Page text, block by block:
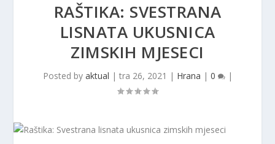
RAŠTIKA: SVESTRANA
LISNATA UKUSNICA
ZIMSKIH MJESECI
Posted by aktual | tra 26, 2021 | Hrana | 0 |